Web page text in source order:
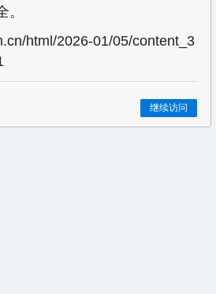
html/2026-01/05/content_3
继续访问